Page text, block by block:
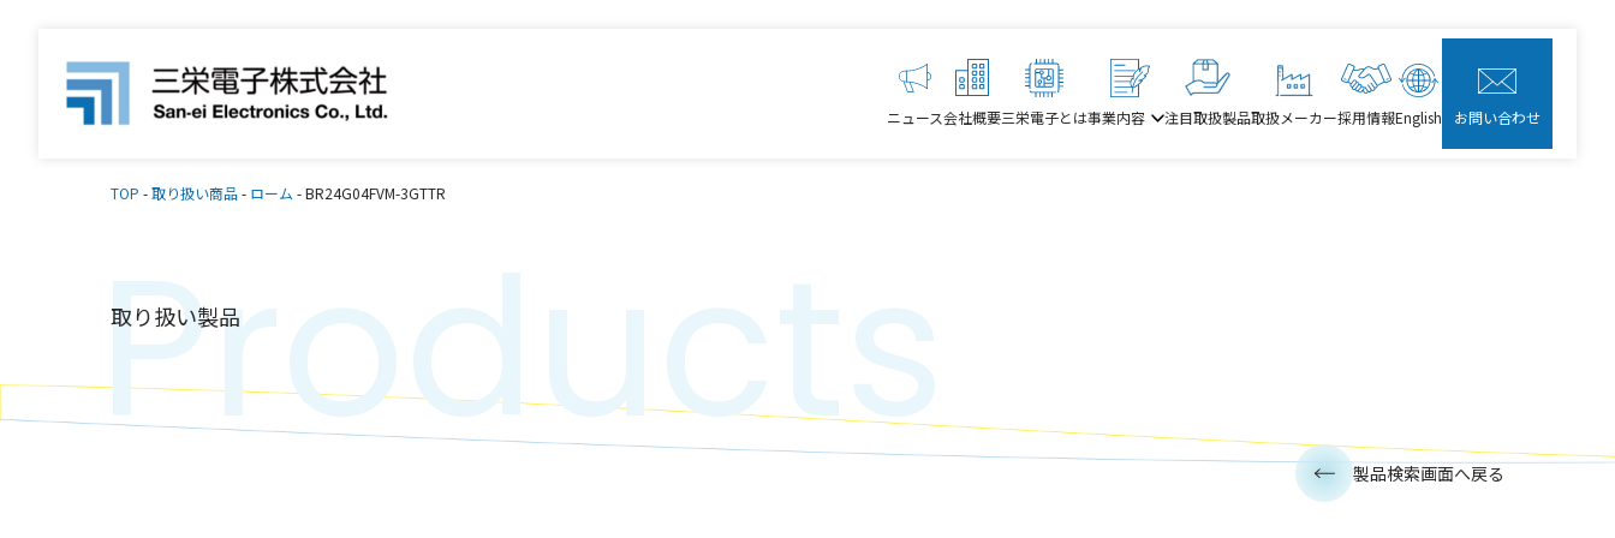
ニュース会社概要三栄電子とは事業内容 注目取扱製品取扱メーカー採用情報English お問い合わせ
TOP -取り扱い商品- ローム -BR24G04FVM-3GTTR
取り扱い製品
Products 製品検索画面へ戻る